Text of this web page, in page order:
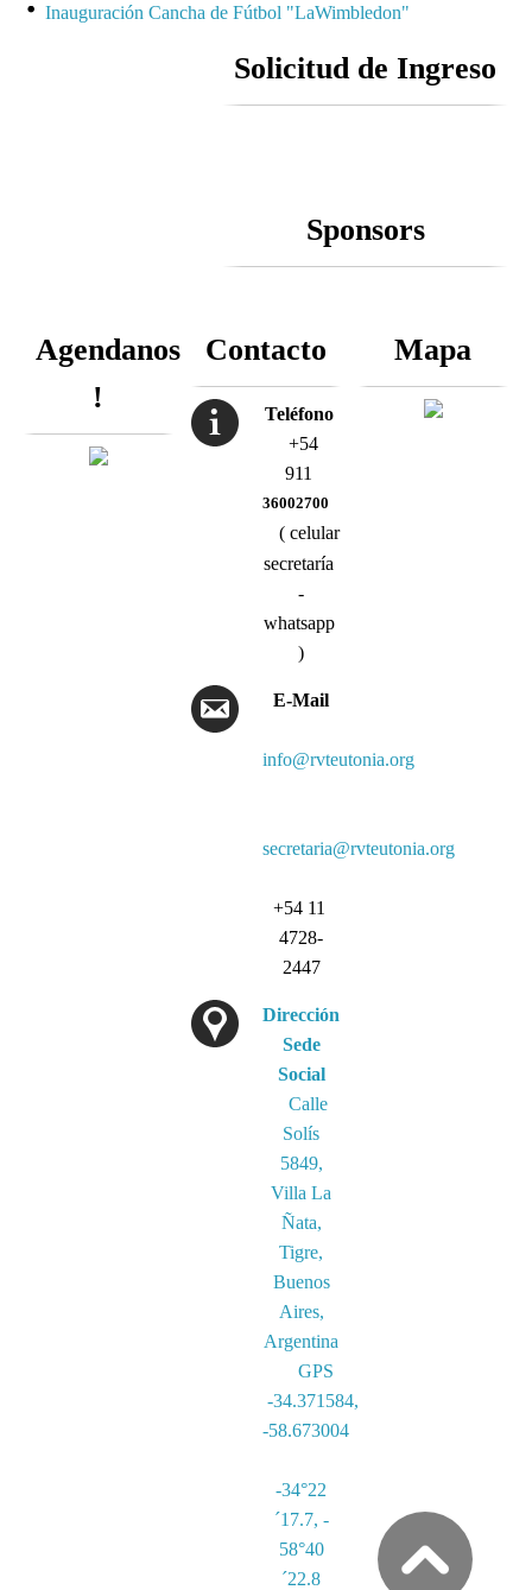
Inauguración Cancha de Fútbol "LaWimbledon"
Solicitud de Ingreso
Sponsors
Agendanos
!
Contacto
Teléfono
+54
911
36002700
( celular
secretaría
-
whatsapp
)
E-Mail
info@rvteutonia.org
secretaria@rvteutonia.org
+54 11
4728-
2447
Dirección
Sede
Social
Calle
Solís
5849,
Villa La
Ñata,
Tigre,
Buenos
Aires,
Argentina
GPS
-34.371584,
-58.673004
-34°22
´17.7, -
58°40
´22.8
Mapa